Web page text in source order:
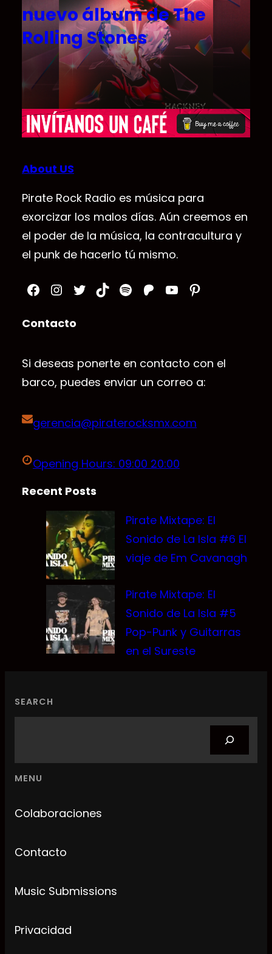
nuevo álbum de The
Rolling Stones
About US
Pirate Rock Radio es música para
exorcizar los malos días. Aún creemos en
el poder de la música, la contracultura y
el punk de hacerlo tú mismo.
Facebook Instagram Twitter TikTok Spotify Patreon YouTube Pinterest
Contacto
Si deseas ponerte en contacto con el
barco, puedes enviar un correo a:
gerencia@piraterocksmx.com
Opening Hours: 09:00 20:00
Recent Posts
Pirate Mixtape: El
Sonido de La Isla #6 El
viaje de Em Cavanagh
Pirate Mixtape: El
Sonido de La Isla #5
Pop-Punk y Guitarras
en el Sureste
SEARCH
MENU
Colaboraciones
Contacto
Music Submissions
Privacidad